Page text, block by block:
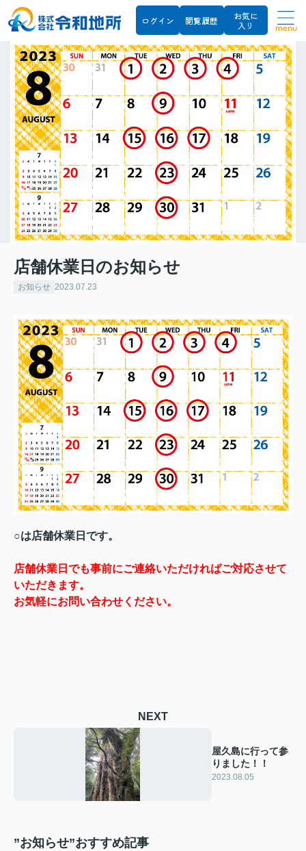
ログイン 閲覧履歴
お気に
入り
menu
店舗休業日のお知らせ
お知らせ 2023.07.23
○は店舗休業日です。
店舗休業日でも事前にご連絡いただければご対応させて
いただきます。
お気軽にお問い合わせください。
NEXT
屋久島に行って参
りました！！
2023.08.05
”お知らせ”おすすめ記事